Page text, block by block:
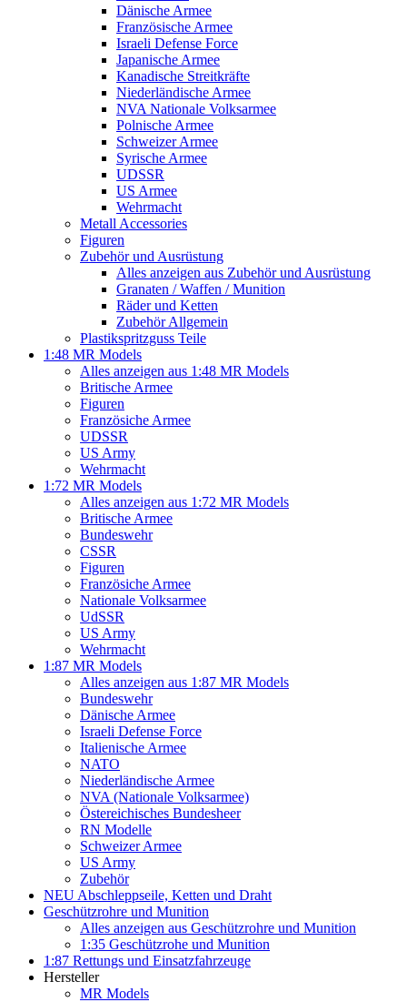
Dänische Armee
Französische Armee
Israeli Defense Force
Japanische Armee
Kanadische Streitkräfte
Niederländische Armee
NVA Nationale Volksarmee
Polnische Armee
Schweizer Armee
Syrische Armee
UDSSR
US Armee
Wehrmacht
Metall Accessories
Figuren
Zubehör und Ausrüstung
Alles anzeigen aus Zubehör und Ausrüstung
Granaten / Waffen / Munition
Räder und Ketten
Zubehör Allgemein
Plastikspritzguss Teile
1:48 MR Models
Alles anzeigen aus 1:48 MR Models
Britische Armee
Figuren
Französiche Armee
UDSSR
US Army
Wehrmacht
1:72 MR Models
Alles anzeigen aus 1:72 MR Models
Britische Armee
Bundeswehr
CSSR
Figuren
Französiche Armee
Nationale Volksarmee
UdSSR
US Army
Wehrmacht
1:87 MR Models
Alles anzeigen aus 1:87 MR Models
Bundeswehr
Dänische Armee
Israeli Defense Force
Italienische Armee
NATO
Niederländische Armee
NVA (Nationale Volksarmee)
Östereichisches Bundesheer
RN Modelle
Schweizer Armee
US Army
Zubehör
NEU Abschleppseile, Ketten und Draht
Geschützrohre und Munition
Alles anzeigen aus Geschützrohre und Munition
1:35 Geschützrohe und Munition
1:87 Rettungs und Einsatzfahrzeuge
Hersteller
MR Models